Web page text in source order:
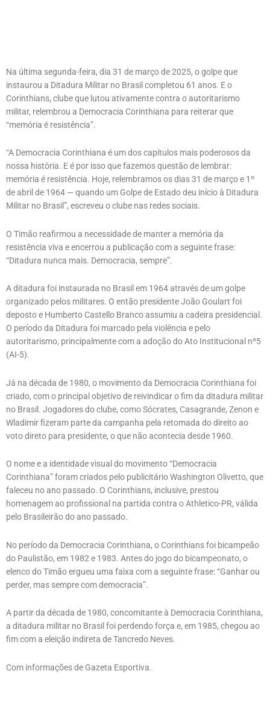
Na última segunda-feira, dia 31 de março de 2025, o golpe que
instaurou a Ditadura Militar no Brasil completou 61 anos. E o
Corinthians, clube que lutou ativamente contra o autoritarismo
militar, relembrou a Democracia Corinthiana para reiterar que
“memória é resistência”.
“A Democracia Corinthiana é um dos capítulos mais poderosos da
nossa história. E é por isso que fazemos questão de lembrar:
memória é resistência. Hoje, relembramos os dias 31 de março e 1º
de abril de 1964 — quando um Golpe de Estado deu início à Ditadura
Militar no Brasil”, escreveu o clube nas redes sociais.
O Timão reafirmou a necessidade de manter a memória da
resistência viva e encerrou a publicação com a seguinte frase:
“Ditadura nunca mais. Democracia, sempre”.
A ditadura foi instaurada no Brasil em 1964 através de um golpe
organizado pelos militares. O então presidente João Goulart foi
deposto e Humberto Castello Branco assumiu a cadeira presidencial.
O período da Ditadura foi marcado pela violência e pelo
autoritarismo, principalmente com a adoção do Ato Institucional nº5
(AI-5).
Já na década de 1980, o movimento da Democracia Corinthiana foi
criado, com o principal objetivo de reivindicar o fim da ditadura militar
no Brasil. Jogadores do clube, como Sócrates, Casagrande, Zenon e
Wladimir fizeram parte da campanha pela retomada do direito ao
voto direto para presidente, o que não acontecia desde 1960.
O nome e a identidade visual do movimento “Democracia
Corinthiana” foram criados pelo publicitário Washington Olivetto, que
faleceu no ano passado. O Corinthians, inclusive, prestou
homenagem ao profissional na partida contra o Athletico-PR, válida
pelo Brasileirão do ano passado.
No período da Democracia Corinthiana, o Corinthians foi bicampeão
do Paulistão, em 1982 e 1983. Antes do jogo do bicampeonato, o
elenco do Timão ergueu uma faixa com a seguinte frase: “Ganhar ou
perder, mas sempre com democracia”.
A partir da década de 1980, concomitante à Democracia Corinthiana,
a ditadura militar no Brasil foi perdendo força e, em 1985, chegou ao
fim com a eleição indireta de Tancredo Neves.
Com informações de Gazeta Esportiva.